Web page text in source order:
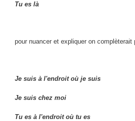
Tu es là
pour nuancer et expliquer on complèterait
Je suis à l'endroit où je suis
Je suis chez moi
Tu es à l'endroit où tu es